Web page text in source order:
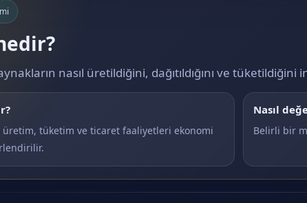
nasıl üretildiğini, dağıtıldığını ve tüketildiğini
tüketim ve ticaret faaliyetleri ekonomi
Nasıl
Belirli bir